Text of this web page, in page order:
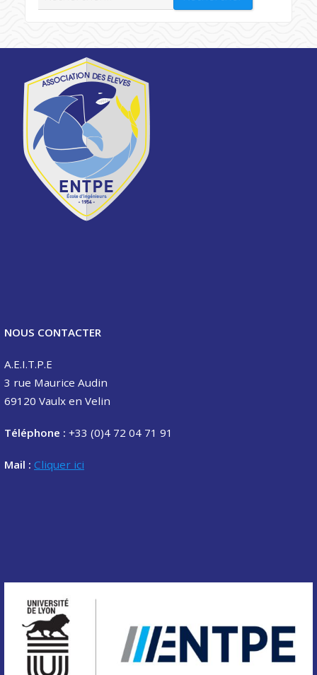
NOUS CONTACTER
A.E.I.T.P.E
3 rue Maurice Audin
69120 Vaulx en Velin
Téléphone : +33 (0)4 72 04 71 91
Mail : Cliquer ici